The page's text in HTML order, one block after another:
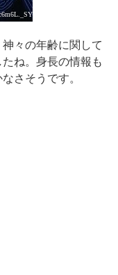
々の年齢に関して
ね。身長の情報も
さそうです。